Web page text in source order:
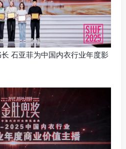
石亚菲为中国内衣行业年度影